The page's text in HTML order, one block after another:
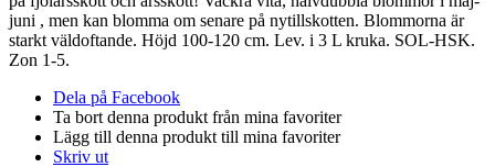
juni , men kan blomma om senare på nytillskotten. Blommorna är
starkt väldoftande. Höjd 100-120 cm. Lev. i 3 L kruka. SOL-HSK.
Zon 1-5.
Dela på Facebook
Ta bort denna produkt från mina favoriter
Lägg till denna produkt till mina favoriter
Skriv ut